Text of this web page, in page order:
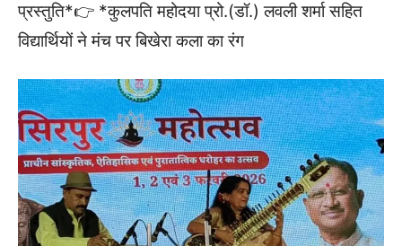
प्रस्तुति*👉 *कुलपति महोदया प्रो.(डॉ.) लवली शर्मा सहित
विद्यार्थियों ने मंच पर बिखेरा कला का रंग